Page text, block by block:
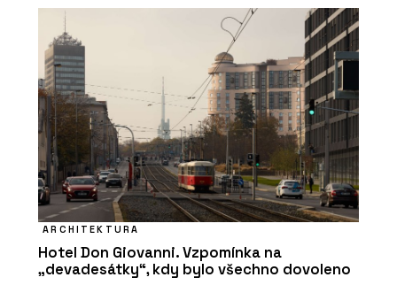
ARCHITEKTURA
Hotel Don Giovanni. Vzpomínka na
„devadesátky“, kdy bylo všechno dovoleno